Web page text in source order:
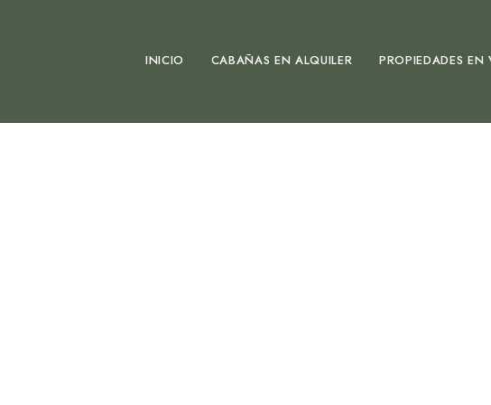
INICIO CABAÑAS EN ALQUILER PROPIEDADES EN